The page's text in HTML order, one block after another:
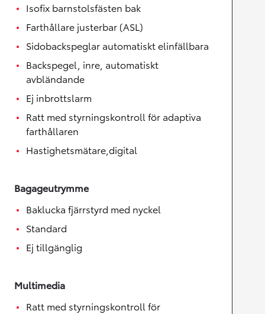
Isofix barnstolsfästen bak
Farthållare justerbar (ASL)
Sidobackspeglar automatiskt elinfällbara
Backspegel, inre, automatiskt
avbländande
Ej inbrottslarm
Ratt med styrningskontroll för adaptiva
farthållaren
Hastighetsmätare,digital
Bagageutrymme
Baklucka fjärrstyrd med nyckel
Standard
Ej tillgänglig
Multimedia
Ratt med styrningskontroll för